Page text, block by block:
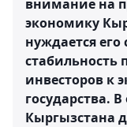
внимание на
экономику
нуждается
стабильность
инвесторов к
государства.
Кыргызстана